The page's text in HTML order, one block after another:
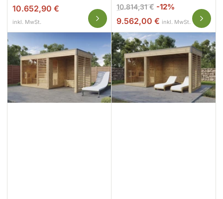
Preis
10.652,90 €
inkl. MwSt.
Normaler
Preis
10.814,31 € -12%
9.562,00 € inkl. MwSt.